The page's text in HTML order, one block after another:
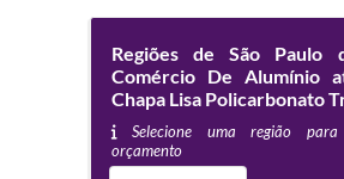
Regiões de São Paulo
Comércio De Alumínio
Chapa Lisa Policarbonato
Selecione uma região
orçamento